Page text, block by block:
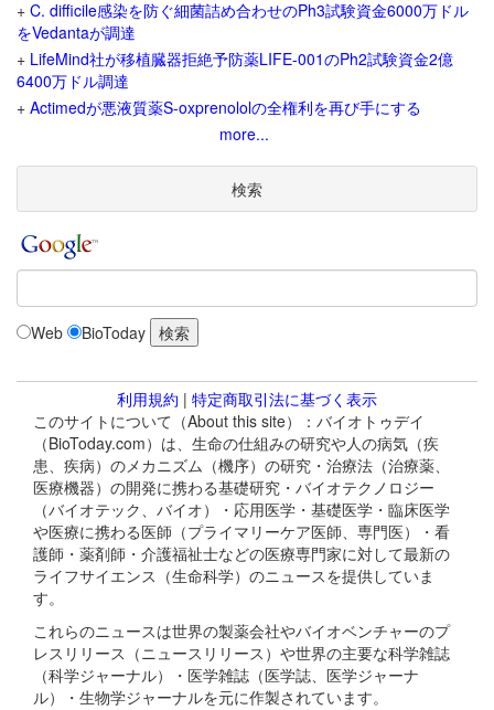
+ C. difficile感染を防ぐ細菌詰め合わせのPh3試験資金6000万ドル
をVedantaが調達
+ LifeMind社が移植臓器拒絶予防薬LIFE-001のPh2試験資金2億
6400万ドル調達
+ Actimedが悪液質薬S-oxprenololの全権利を再び手にする
more...
検索
Web BioToday
利用規約 | 特定商取引法に基づく表示
このサイトについて（About this site）：バイオトゥデイ
（BioToday.com）は、生命の仕組みの研究や人の病気（疾
患、疾病）のメカニズム（機序）の研究・治療法（治療薬、
医療機器）の開発に携わる基礎研究・バイオテクノロジー
（バイオテック、バイオ）・応用医学・基礎医学・臨床医学
や医療に携わる医師（プライマリーケア医師、専門医）・看
護師・薬剤師・介護福祉士などの医療専門家に対して最新の
ライフサイエンス（生命科学）のニュースを提供していま
す。
これらのニュースは世界の製薬会社やバイオベンチャーのプ
レスリリース（ニュースリリース）や世界の主要な科学雑誌
（科学ジャーナル）・医学雑誌（医学誌、医学ジャーナ
ル）・生物学ジャーナルを元に作製されています。